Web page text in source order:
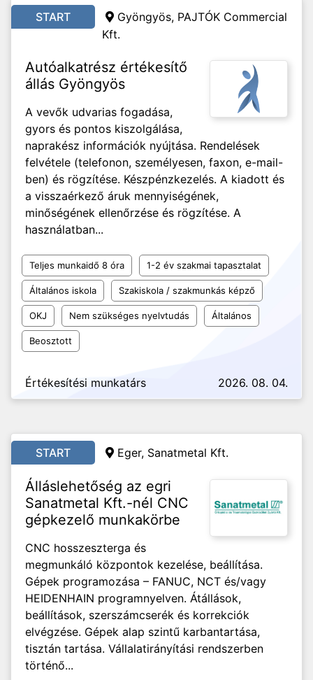
START
Gyöngyös, PAJTÓK Commercial
Kft.
Autóalkatrész értékesítő
állás Gyöngyös
A vevők udvarias fogadása,
gyors és pontos kiszolgálása,
naprakész információk nyújtása. Rendelések
felvétele (telefonon, személyesen, faxon, e-mail-
ben) és rögzítése. Készpénzkezelés. A kiadott és
a visszaérkező áruk mennyiségének,
minőségének ellenőrzése és rögzítése. A
használatban...
Teljes munkaidő 8 óra 1-2 év szakmai tapasztalat
Általános iskola Szakiskola / szakmunkás képző
OKJ Nem szükséges nyelvtudás Általános
Beosztott
Értékesítési munkatárs 2026. 08. 04.
START Eger, Sanatmetal Kft.
Álláslehetőség az egri
Sanatmetal Kft.-nél CNC
gépkezelő munkakörbe
CNC hosszeszterga és
megmunkáló központok kezelése, beállítása.
Gépek programozása – FANUC, NCT és/vagy
HEIDENHAIN programnyelven. Átállások,
beállítások, szerszámcserék és korrekciók
elvégzése. Gépek alap szintű karbantartása,
tisztán tartása. Vállalatirányítási rendszerben
történő...